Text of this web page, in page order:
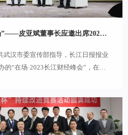
社会责任，长盈通人“在场”——皮亚斌董事长应邀出席2023长江财经峰会圆桌论坛
武汉市委宣传部指导，长江日报报业
的“在场·2023长江财经峰会”，在长
举行，这是继首届“光谷企业家日”庆
出席并荣膺武汉企业社会责任研究中
现代化高度理解和把握“确定性”》